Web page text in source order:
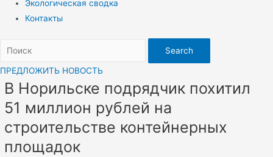
Экологическая сводка
Контакты
Search
ПРЕДЛОЖИТЬ НОВОСТЬ
В Норильске подрядчик похитил
51 миллион рублей на
строительстве контейнерных
площадок